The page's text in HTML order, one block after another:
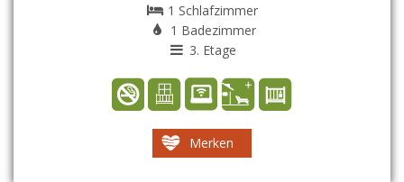
1 Schlafzimmer
1 Badezimmer
3. Etage
Merken